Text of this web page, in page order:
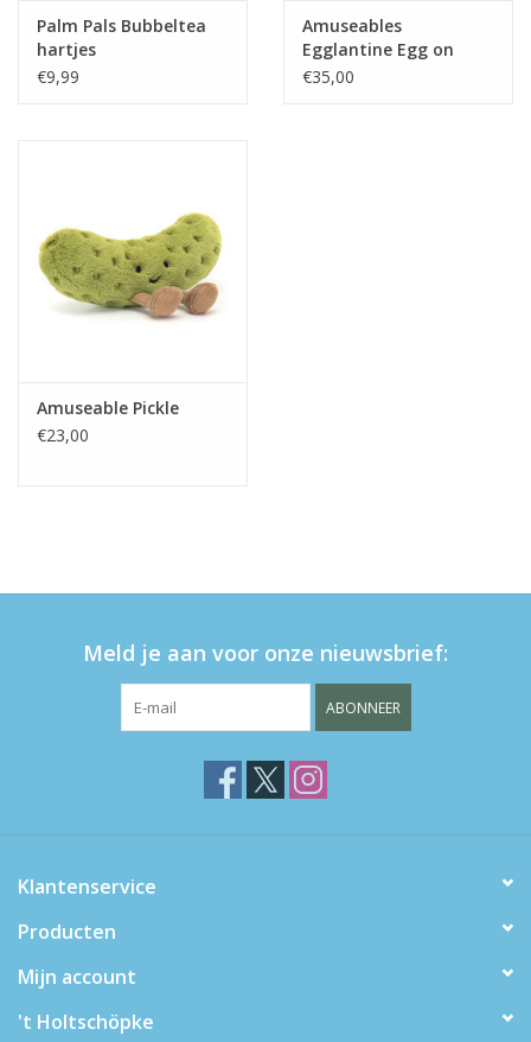
Palm Pals Bubbeltea
hartjes
€9,99
Amuseables
Egglantine Egg on
Toast
€35,00
Amuseable Pickle
€23,00
Meld je aan voor onze nieuwsbrief:
ABONNEER
Klantenservice
Producten
Mijn account
't Holtschöpke